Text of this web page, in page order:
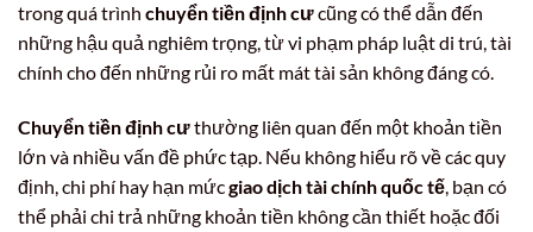
trong quá trình chuyển tiền định cưcũng có thể dẫn đến
những hậu quả nghiêm trọng, từ vi phạm pháp luật di trú, tài
chính cho đến những rủi ro mất mát tài sản không đáng có.
Chuyển tiền định cưthường liên quan đến một khoản tiền
lớn và nhiều vấn đề phức tạp. Nếu không hiểu rõ về các quy
định, chi phí hay hạn mứcgiao dịch tài chính quốc tế, bạn có
thể phải chi trả những khoản tiền không cần thiết hoặc đối